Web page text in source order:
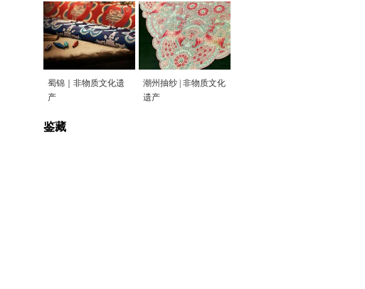
蜀锦｜非物质文化遗
产
潮州抽纱 | 非物质文化
遗产
鉴藏